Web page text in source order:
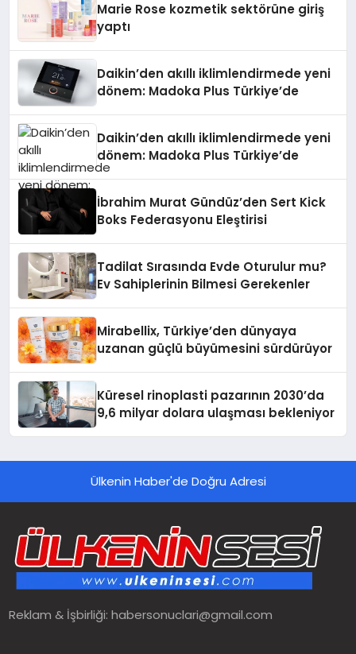
Marie Rose kozmetik sektörüne giriş
yaptı
Daikin’den akıllı iklimlendirmede yeni
dönem: Madoka Plus Türkiye’de
Daikin’den akıllı iklimlendirmede yeni
dönem: Madoka Plus Türkiye’de
İbrahim Murat Gündüz’den Sert Kick
Boks Federasyonu Eleştirisi
Tadilat Sırasında Evde Oturulur mu?
Ev Sahiplerinin Bilmesi Gerekenler
Mirabellix, Türkiye’den dünyaya
uzanan güçlü büyümesini sürdürüyor
Küresel rinoplasti pazarının 2030’da
9,6 milyar dolara ulaşması bekleniyor
Ülkenin Haber'de Doğru Adresi
Reklam & İşbirliği:habersonuclari@gmail.com